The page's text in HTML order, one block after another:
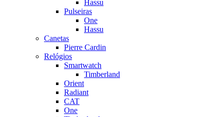
Hassu
Pulseiras
One
Hassu
Canetas
Pierre Cardin
Relógios
Smartwatch
Timberland
Orient
Radiant
CAT
One